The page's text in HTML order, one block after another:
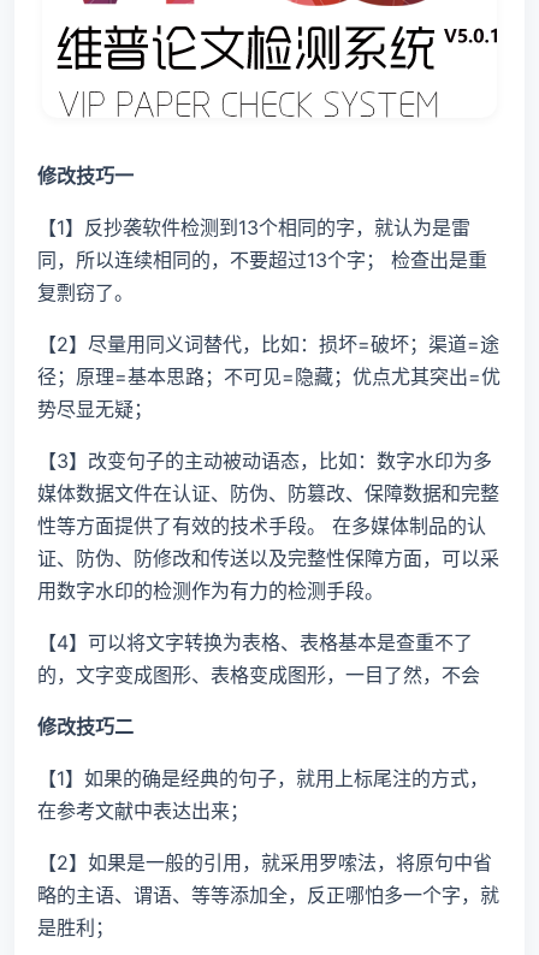
修改技巧一
【1】反抄袭软件检测到13个相同的字，就认为是雷
同，所以连续相同的，不要超过13个字； 检查出是重
复剽窃了。
【2】尽量用同义词替代，比如：损坏=破坏；渠道=途
径；原理=基本思路；不可见=隐藏；优点尤其突出=优
势尽显无疑；
【3】改变句子的主动被动语态，比如：数字水印为多
媒体数据文件在认证、防伪、防篡改、保障数据和完整
性等方面提供了有效的技术手段。 在多媒体制品的认
证、防伪、防修改和传送以及完整性保障方面，可以采
用数字水印的检测作为有力的检测手段。
【4】可以将文字转换为表格、表格基本是查重不了
的，文字变成图形、表格变成图形，一目了然，不会
修改技巧二
【1】如果的确是经典的句子，就用上标尾注的方式，
在参考文献中表达出来；
【2】如果是一般的引用，就采用罗嗦法，将原句中省
略的主语、谓语、等等添加全，反正哪怕多一个字，就
是胜利；